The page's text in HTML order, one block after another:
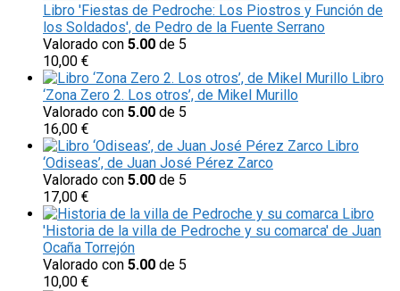
Libro 'Fiestas de Pedroche: Los Piostros y Función de
los Soldados', de Pedro de la Fuente Serrano
Valorado con 5.00 de 5
10,00 €
Libro
‘Zona Zero 2. Los otros’, de Mikel Murillo
Valorado con 5.00 de 5
16,00 €
Libro
‘Odiseas’, de Juan José Pérez Zarco
Valorado con 5.00 de 5
17,00 €
Libro
'Historia de la villa de Pedroche y su comarca' de Juan
Ocaña Torrejón
Valorado con 5.00 de 5
10,00 €